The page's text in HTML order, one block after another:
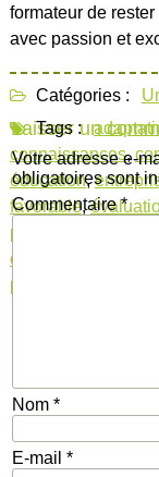
formateur de
avec passion et
Catégories :
Tags :
connaissances,
éducation,
favorable,
professionnel
objectifs établis
pédagogue
Laisser un
Votre adresse e-
obligatoires sont
Commentaire*
Nom *
E-mail *